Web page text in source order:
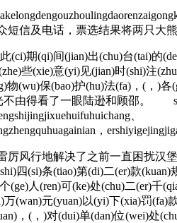
信及电话，票选结果将两只大熊
(qi)间(jian)出(chu)台(tai)的
些(xie)意(yi)见(jian)时(shi)注
物(wu)保(bao)护(hu)法(fa)，(，)
不由得看了一眼陆逊和顾邵。
、
，
风行地解决了之前一直困扰汉
条(tiao)第(di)二(er)款(kuan)
人(ren)可(ke)处(chu)二(er)千
(wan)元(yuan)以(yi)下(xia)罚
，(，)对(dui)单(dan)位(wei)处